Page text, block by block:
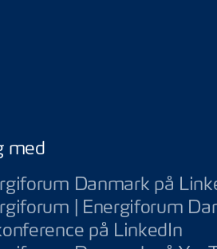
med
Danmark på
| Energiforum
på LinkedIn